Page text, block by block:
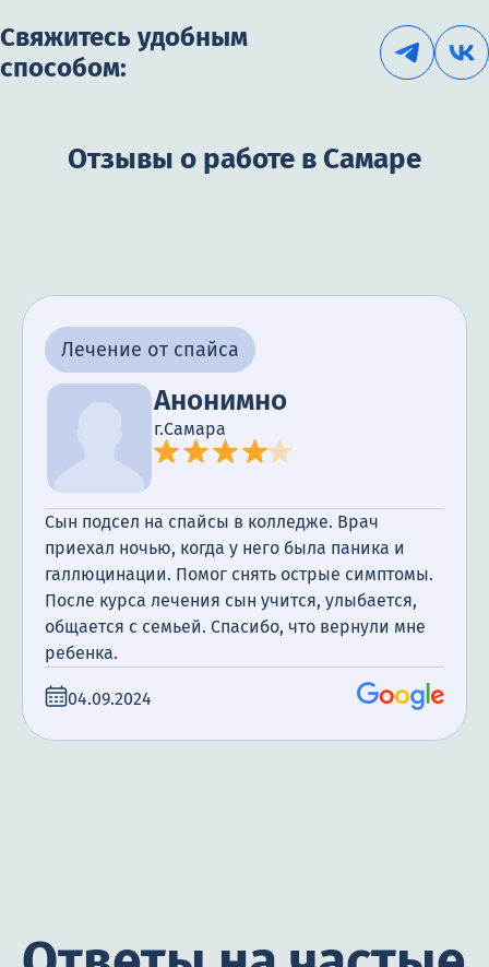
Свяжитесь удобным
способом:
Отзывы о работе в Самаре
Лечение от спайса
Анонимно
г.Самара
Сын подсел на спайсы в колледже. Врач
приехал ночью, когда у него была паника и
галлюцинации. Помог снять острые симптомы.
После курса лечения сын учится, улыбается,
общается с семьей. Спасибо, что вернули мне
ребенка.
04.09.2024